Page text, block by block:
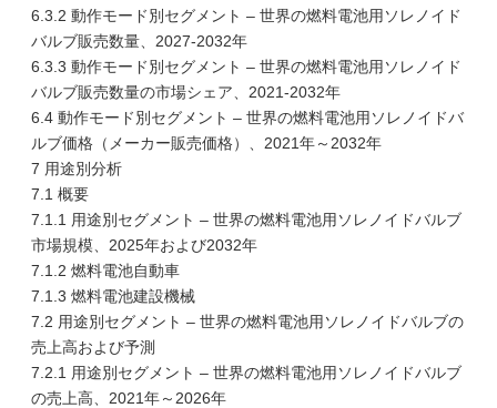
6.3.2 動作モード別セグメント – 世界の燃料電池用ソレノイド
バルブ販売数量、2027-2032年
6.3.3 動作モード別セグメント – 世界の燃料電池用ソレノイド
バルブ販売数量の市場シェア、2021-2032年
6.4 動作モード別セグメント – 世界の燃料電池用ソレノイドバ
ルブ価格（メーカー販売価格）、2021年～2032年
7 用途別分析
7.1 概要
7.1.1 用途別セグメント – 世界の燃料電池用ソレノイドバルブ
市場規模、2025年および2032年
7.1.2 燃料電池自動車
7.1.3 燃料電池建設機械
7.2 用途別セグメント – 世界の燃料電池用ソレノイドバルブの
売上高および予測
7.2.1 用途別セグメント – 世界の燃料電池用ソレノイドバルブ
の売上高、2021年～2026年